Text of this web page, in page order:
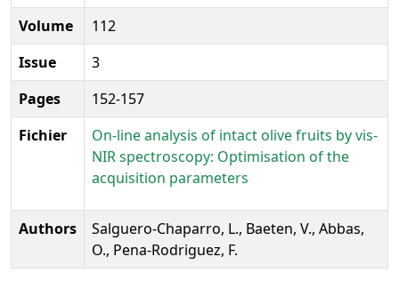
Volume
112
Issue
3
Pages
152-157
Fichier
On-line analysis of intact olive fruits by vis-
NIR spectroscopy: Optimisation of the
acquisition parameters
Authors
Salguero-Chaparro, L., Baeten, V., Abbas,
O., Pena-Rodriguez, F.